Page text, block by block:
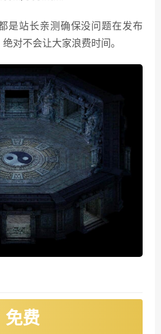
是站长亲测确保没问题在发布
对不会让大家浪费时间。
免费